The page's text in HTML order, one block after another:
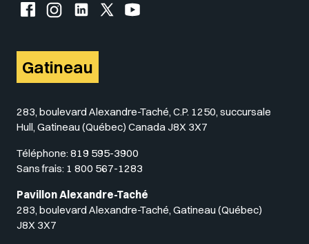
Facebook de l'UQO
Instagram de l'UQO
LinkedIn de l'UQO
X (Twitter) de l'UQO
YouTube de l'UQO
Gatineau
283, boulevard Alexandre-Taché, C.P. 1250, succursale
Hull, Gatineau (Québec) Canada J8X 3X7
Téléphone: 819 595-3900
Sans frais: 1 800 567-1283
Pavillon Alexandre-Taché
283, boulevard Alexandre-Taché, Gatineau (Québec)
J8X 3X7